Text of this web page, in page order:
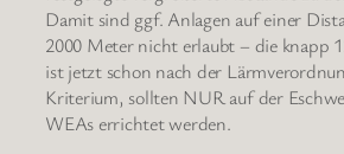
Damit sind ggf. Anlagen auf einer
2000 Meter nicht erlaubt – die knapp
ist jetzt schon nach der
Kriterium, sollten NUR auf der
WEAs errichtet werden.